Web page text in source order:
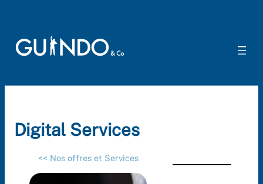
Digital Services
<< Nos offres et Services